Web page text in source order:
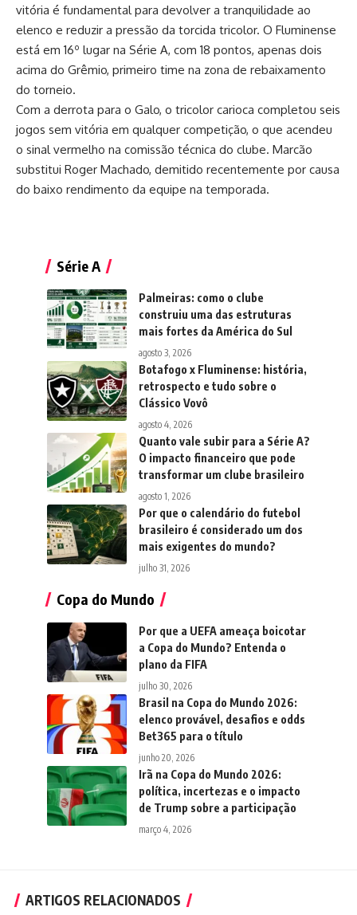
vitória é fundamental para devolver a tranquilidade ao
elenco e reduzir a pressão da torcida tricolor. O Fluminense
está em 16º lugar na Série A, com 18 pontos, apenas dois
acima do Grêmio, primeiro time na zona de rebaixamento
do torneio.
Com a derrota para o Galo, o tricolor carioca completou seis
jogos sem vitória em qualquer competição, o que acendeu
o sinal vermelho na comissão técnica do clube. Marcão
substitui Roger Machado, demitido recentemente por causa
do baixo rendimento da equipe na temporada.
Série A
Palmeiras: como o clube
construiu uma das estruturas
mais fortes da América do Sul
agosto 3, 2026
Botafogo x Fluminense: história,
retrospecto e tudo sobre o
Clássico Vovô
agosto 4, 2026
Quanto vale subir para a Série A?
O impacto financeiro que pode
transformar um clube brasileiro
agosto 1, 2026
Por que o calendário do futebol
brasileiro é considerado um dos
mais exigentes do mundo?
julho 31, 2026
Copa do Mundo
Por que a UEFA ameaça boicotar
a Copa do Mundo? Entenda o
plano da FIFA
julho 30, 2026
Brasil na Copa do Mundo 2026:
elenco provável, desafios e odds
Bet365 para o título
junho 20, 2026
Irã na Copa do Mundo 2026:
política, incertezas e o impacto
de Trump sobre a participação
março 4, 2026
ARTIGOS RELACIONADOS